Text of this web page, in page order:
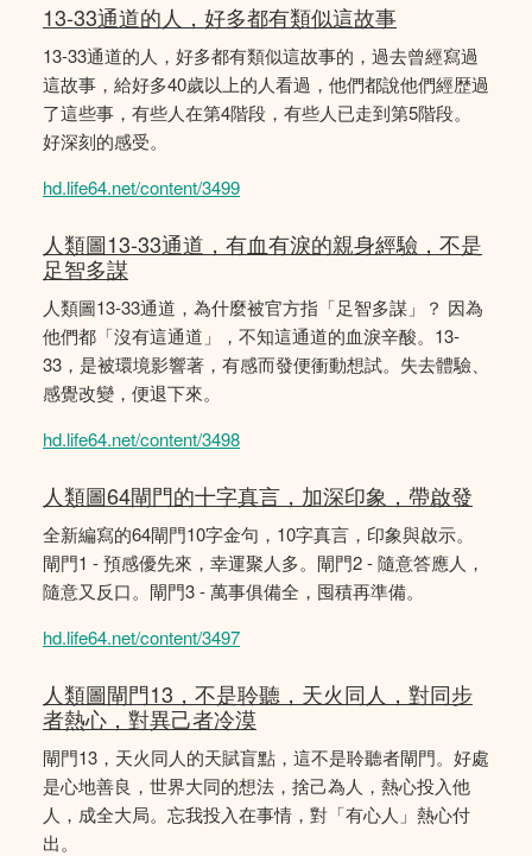
13-33通道的人，好多都有類似這故事
13-33通道的人，好多都有類似這故事的，過去曾經寫過
這故事，給好多40歲以上的人看過，他們都說他們經歴過
了這些事，有些人在第4階段，有些人已走到第5階段。
好深刻的感受。
hd.life64.net/content/3499
人類圖13-33通道，有血有淚的親身經驗，不是
足智多謀
人類圖13-33通道，為什麼被官方指「足智多謀」？ 因為
他們都「沒有這通道」，不知這通道的血淚辛酸。13-
33，是被環境影響著，有感而發便衝動想試。失去體驗、
感覺改變，便退下來。
hd.life64.net/content/3498
人類圖64閘門的十字真言，加深印象，帶啟發
全新編寫的64閘門10字金句，10字真言，印象與啟示。
閘門1 - 預感優先來，幸運聚人多。閘門2 - 隨意答應人，
隨意又反口。閘門3 - 萬事俱備全，囤積再準備。
hd.life64.net/content/3497
人類圖閘門13，不是聆聽，天火同人，對同步
者熱心，對異己者冷漠
閘門13，天火同人的天賦盲點，這不是聆聽者閘門。好處
是心地善良，世界大同的想法，捨己為人，熱心投入他
人，成全大局。忘我投入在事情，對「有心人」熱心付
出。